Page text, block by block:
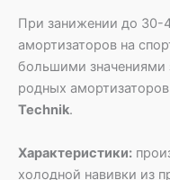
При занижении до 30-
амортизаторов на
большими значениями
родных амортизаторов
Technik.
Характеристики:
холодной навивки из